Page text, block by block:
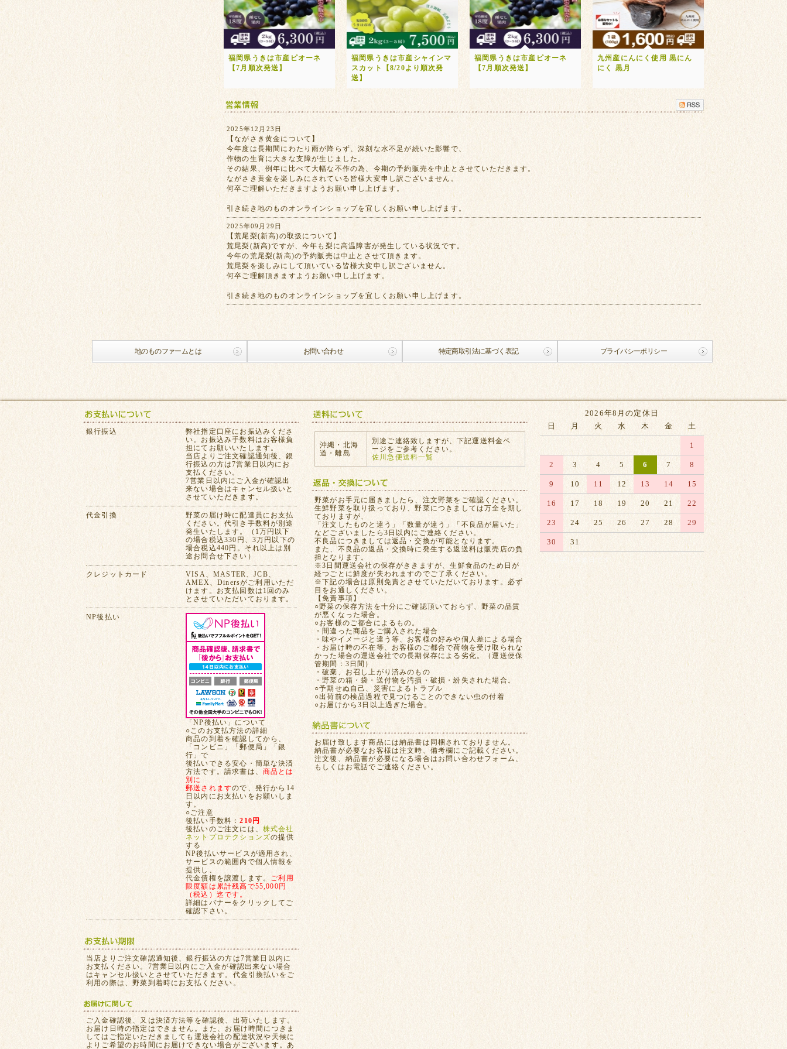
福岡県うきは市産ピオーネ
【7月順次発送】
福岡県うきは市産シャインマ
スカット【8/20より順次発
送】
福岡県うきは市産ピオーネ
【7月順次発送】
九州産にんにく使用 黒にん
にく 黒月
2025年12月23日
【ながさき黄金について】
今年度は長期間にわたり雨が降らず、深刻な水不足が続いた影響で、
作物の生育に大きな支障が生じました。
その結果、例年に比べて大幅な不作の為、今期の予約販売を中止とさせていただきます。
ながさき黄金を楽しみにされている皆様大変申し訳ございません。
何卒ご理解いただきますようお願い申し上げます。
引き続き地のものオンラインショップを宜しくお願い申し上げます。
2025年09月29日
【荒尾梨(新高)の取扱について】
荒尾梨(新高)ですが、今年も梨に高温障害が発生している状況です。
今年の荒尾梨(新高)の予約販売は中止とさせて頂きます。
荒尾梨を楽しみにして頂いている皆様大変申し訳ございません。
何卒ご理解頂きますようお願い申し上げます。
引き続き地のものオンラインショップを宜しくお願い申し上げます。
地のものファームとは お問い合わせ 特定商取引法に基づく表記 プライバシーポリシー
2026年8月の定休日
日
月 火 水 木 金 土
1
2 3 4 5 6 7 8
9 10 11 12 13 14 15
16 17 18 19 20 21 22
23 24 25 26 27 28 29
30 31
銀行振込
弊社指定口座にお振込みくださ
い。お振込み手数料はお客様負
担にてお願いいたします。
当店よりご注文確認通知後、銀
行振込の方は7営業日以内にお
支払ください。
7営業日以内にご入金が確認出
来ない場合はキャンセル扱いと
させていただきます。
代金引換
野菜の届け時に配達員にお支払
ください。代引き手数料が別途
発生いたします。（1万円以下
の場合税込330円、3万円以下の
場合税込440円。それ以上は別
途お問合せ下さい）
クレジットカード
VISA、MASTER、JCB、
AMEX、Dinersがご利用いただ
けます。お支払回数は1回のみ
とさせていただいております。
NP後払い
「NP後払い」について
○このお支払方法の詳細
商品の到着を確認してから、
「コンビニ」「郵便局」「銀
行」で
後払いできる安心・簡単な決済
方法です。請求書は、 商品とは
別に
郵送されますので、発行から14
日以内にお支払いをお願いしま
す。
○ご注意
後払い手数料：210円
後払いのご注文には、 株式会社
ネットプロテクションズの提供
する
NP後払いサービスが適用され、
サービスの範囲内で個人情報を
提供し、
代金債権を譲渡します。 ご利用
限度額は累計残高で55,000円
（税込）迄です。
詳細はバナーをクリックしてご
確認下さい。
当店よりご注文確認通知後、銀行振込の方は7営業日以内に
お支払ください。7営業日以内にご入金が確認出来ない場合
はキャンセル扱いとさせていただきます。代金引換払いをご
利用の際は、野菜到着時にお支払ください。
ご入金確認後、又は決済方法等を確認後、出荷いたします。
お届け日時の指定はできません。また、お届け時間につきま
してはご指定いただきましても運送会社の配達状況や天候に
よりご希望のお時間にお届けできない場合がございます。あ
沖縄・北海
道・離島
別途ご連絡致しますが、下記運送料金ペ
ージをご参考ください。
佐川急便送料一覧
野菜がお手元に届きましたら、注文野菜をご確認ください。
生鮮野菜を取り扱っており、野菜につきましては万全を期し
ておりますが、
「注文したものと違う」「数量が違う」「不良品が届いた」
などございましたら3日以内にご連絡ください。
不良品につきましては返品・交換が可能となります。
また、不良品の返品・交換時に発生する返送料は販売店の負
担となります。
※3日間運送会社の保存がききますが、生鮮食品のため日が
経つごとに鮮度が失われますのでご了承ください。
※下記の場合は原則免責とさせていただいております。必ず
目をお通しください。
【免責事項】
○野菜の保存方法を十分にご確認頂いておらず、野菜の品質
が悪くなった場合。
○お客様のご都合によるもの。
・間違った商品をご購入された場合
・味やイメージと違う等、お客様の好みや個人差による場合
・お届け時の不在等、お客様のご都合で荷物を受け取られな
かった場合の運送会社での長期保存による劣化。（運送便保
管期間：3日間）
・破棄、お召し上がり済みのもの
・野菜の箱・袋・送付物を汚損・破損・紛失された場合。
○予期せぬ自己、災害によるトラブル
○出荷前の検品過程で見つけることのできない虫の付着
○お届けから3日以上過ぎた場合。
お届け致します商品には納品書は同梱されておりません。
納品書が必要なお客様は注文時、備考欄にご記載ください。
注文後、納品書が必要になる場合はお問い合わせフォーム、
もしくはお電話でご連絡ください。